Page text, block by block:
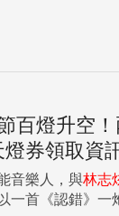
百燈升空
券領取資
音樂人，與林志
一首《認錯》一